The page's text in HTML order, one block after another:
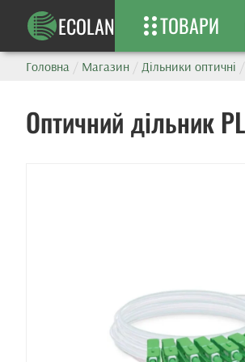
ECOLAN ТОВАРИ
Головна / Магазин / Дільники оптичні /
Оптичний дільник